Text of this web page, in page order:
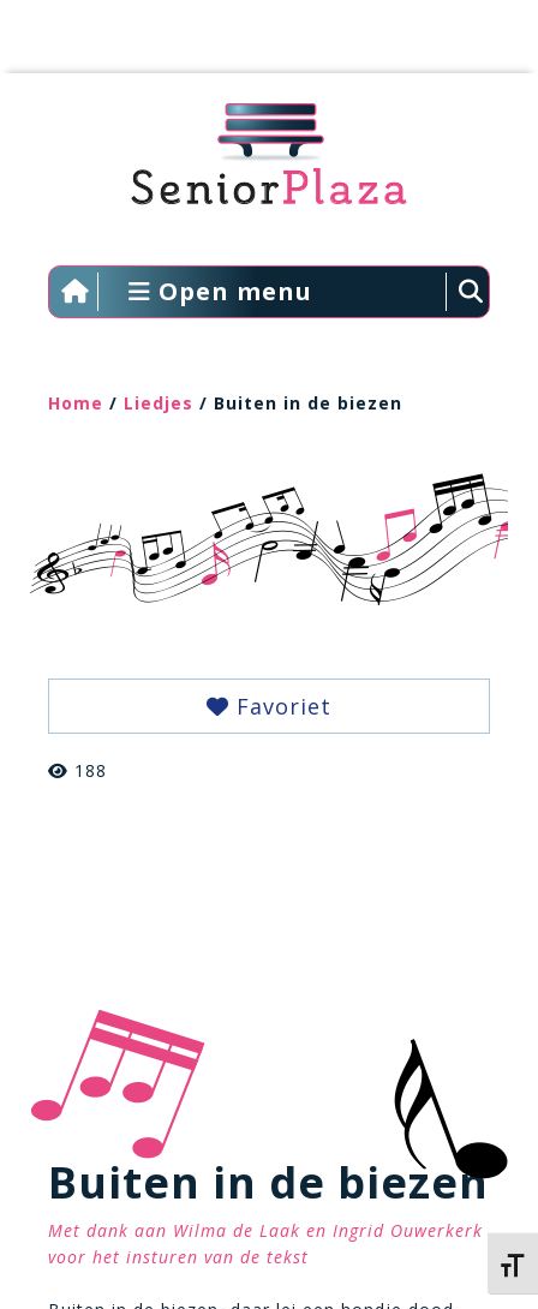
Open menu
Home / Liedjes / Buiten in de biezen
Favoriet
188
Buiten in de biezen
Met dank aan Wilma de Laak en Ingrid Ouwerkerk
voor het insturen van de tekst